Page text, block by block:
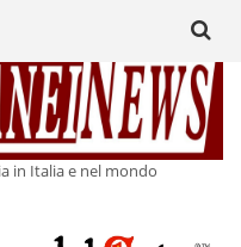
in Italia e nel mondo
for: